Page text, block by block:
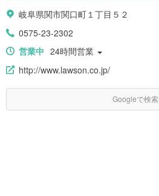
岐阜県関市関口町１丁目５２
0575-23-2302
営業中 24時間営業
http://www.lawson.co.jp/
Googleで検索